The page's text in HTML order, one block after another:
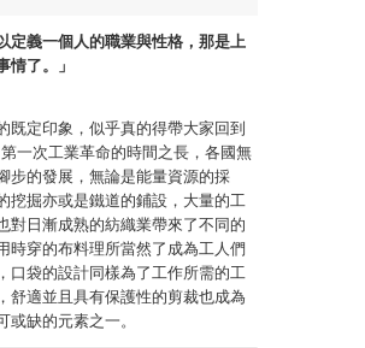
定義一個人的職業與性格，那是上
情了。」
既定印象，似乎真的得帶大家回到
一次工業革命的時間之長，各國無
步的發展，無論是能量資源的採
挖掘亦或是鐵道的鋪設，大量的工
對日漸成熟的紡織業帶來了不同的
時穿的布料理所當然了成為工人們
口袋的設計同樣為了工作所需的工
舒適並且具有保護性的剪裁也成為
或缺的元素之一。